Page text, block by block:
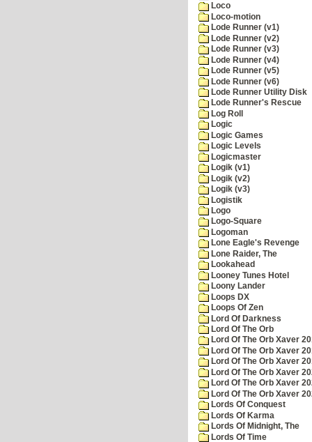
Loco
Loco-motion
Lode Runner (v1)
Lode Runner (v2)
Lode Runner (v3)
Lode Runner (v4)
Lode Runner (v5)
Lode Runner (v6)
Lode Runner Utility Disk
Lode Runner's Rescue
Log Roll
Logic
Logic Games
Logic Levels
Logicmaster
Logik (v1)
Logik (v2)
Logik (v3)
Logistik
Logo
Logo-Square
Logoman
Lone Eagle's Revenge
Lone Raider, The
Lookahead
Looney Tunes Hotel
Loony Lander
Loops DX
Loops Of Zen
Lord Of Darkness
Lord Of The Orb
Lord Of The Orb Xaver
Lord Of The Orb Xaver
Lord Of The Orb Xaver
Lord Of The Orb Xaver
Lord Of The Orb Xaver
Lord Of The Orb Xaver
Lords Of Conquest
Lords Of Karma
Lords Of Midnight, The
Lords Of Time